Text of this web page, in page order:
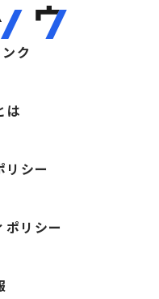
ク
は
リシー
リシー